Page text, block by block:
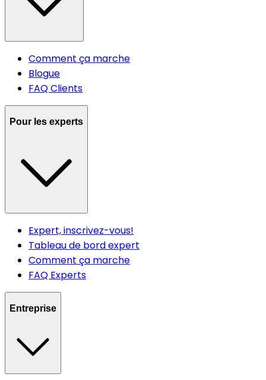
Comment ça marche
Blogue
FAQ Clients
Pour les experts
Expert, inscrivez-vous!
Tableau de bord expert
Comment ça marche
FAQ Experts
Entreprise